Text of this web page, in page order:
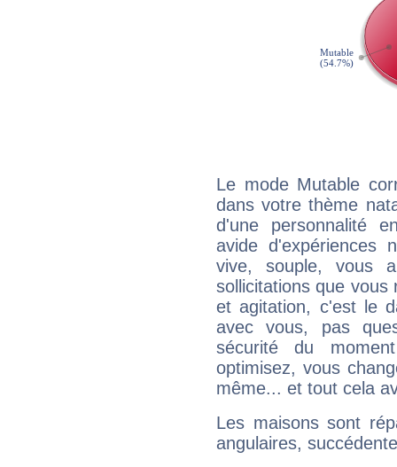
Le mode Mutable
dans votre thème
d'une personnalité
avide d'expériences
vive, souple, vous
sollicitations que vous
et agitation, c'est le
avec vous, pas
sécurité du
optimisez, vous
même... et tout cela
Les maisons sont
angulaires,